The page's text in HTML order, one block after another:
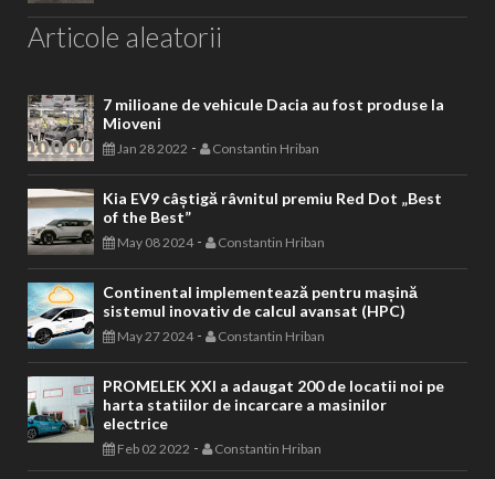
Articole aleatorii
7 milioane de vehicule Dacia au fost produse la
Mioveni
Jan 28 2022 - Constantin Hriban
Kia EV9 câștigă râvnitul premiu Red Dot „Best
of the Best”
May 08 2024- Constantin Hriban
Continental implementează pentru mașină
sistemul inovativ de calcul avansat (HPC)
May 27 2024- Constantin Hriban
PROMELEK XXI a adaugat 200 de locatii noi pe
harta statiilor de incarcare a masinilor
electrice
Feb 02 2022 - Constantin Hriban